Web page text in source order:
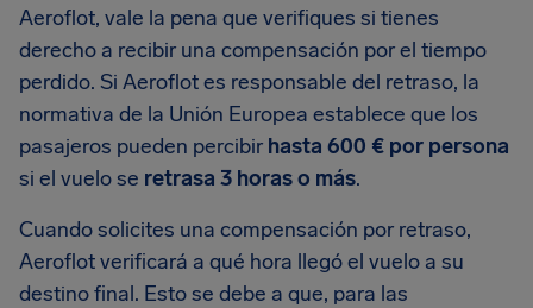
Aeroflot, vale la pena que verifiques si tienes
derecho a recibir una compensación por el tiempo
perdido. Si Aeroflot es responsable del retraso, la
normativa de la Unión Europea establece que los
pasajeros pueden percibir hasta 600 € por persona
si el vuelo se retrasa 3 horas o más.
Cuando solicites una compensación por retraso,
Aeroflot verificará a qué hora llegó el vuelo a su
destino final. Esto se debe a que, para las